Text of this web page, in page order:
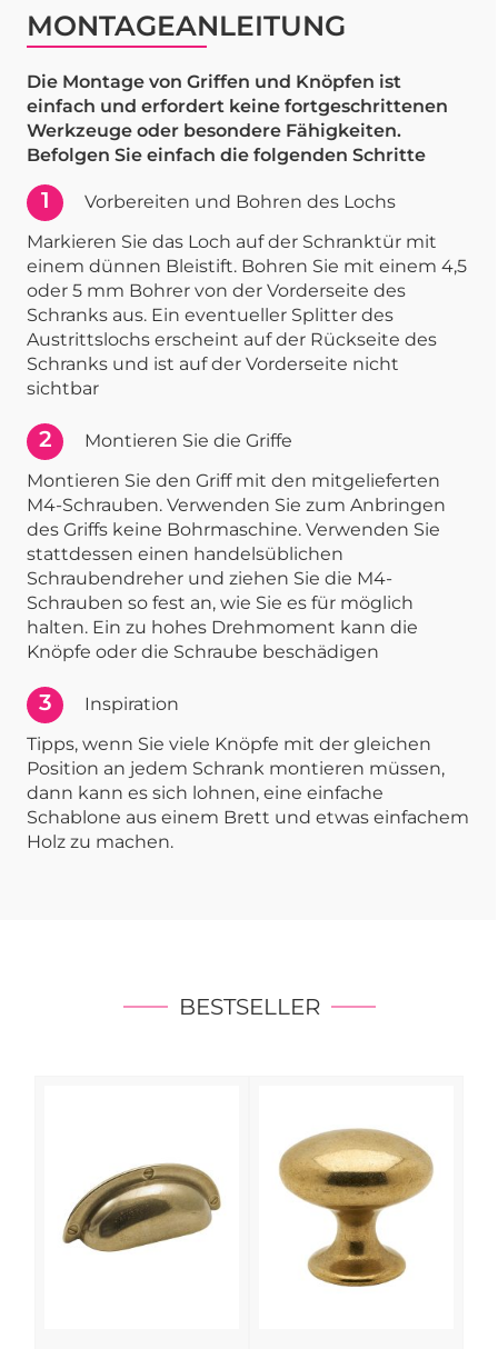
MONTAGEANLEITUNG
Die Montage von Griffen und Knöpfen ist
einfach und erfordert keine fortgeschrittenen
Werkzeuge oder besondere Fähigkeiten.
Befolgen Sie einfach die folgenden Schritte
1
Vorbereiten und Bohren des Lochs
Markieren Sie das Loch auf der Schranktür mit
einem dünnen Bleistift. Bohren Sie mit einem 4,5
oder 5 mm Bohrer von der Vorderseite des
Schranks aus. Ein eventueller Splitter des
Austrittslochs erscheint auf der Rückseite des
Schranks und ist auf der Vorderseite nicht
sichtbar
2
Montieren Sie die Griffe
Montieren Sie den Griff mit den mitgelieferten
M4-Schrauben. Verwenden Sie zum Anbringen
des Griffs keine Bohrmaschine. Verwenden Sie
stattdessen einen handelsüblichen
Schraubendreher und ziehen Sie die M4-
Schrauben so fest an, wie Sie es für möglich
halten. Ein zu hohes Drehmoment kann die
Knöpfe oder die Schraube beschädigen
3
Inspiration
Tipps, wenn Sie viele Knöpfe mit der gleichen
Position an jedem Schrank montieren müssen,
dann kann es sich lohnen, eine einfache
Schablone aus einem Brett und etwas einfachem
Holz zu machen.
BESTSELLER